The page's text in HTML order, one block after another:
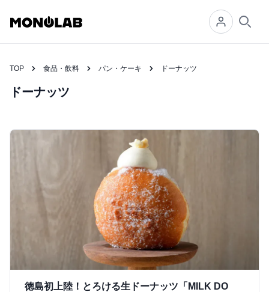
TOP 食品・飲料 パン・ケーキ ドーナッツ
ドーナッツ
徳島初上陸！とろける生ドーナッツ「MILK DO